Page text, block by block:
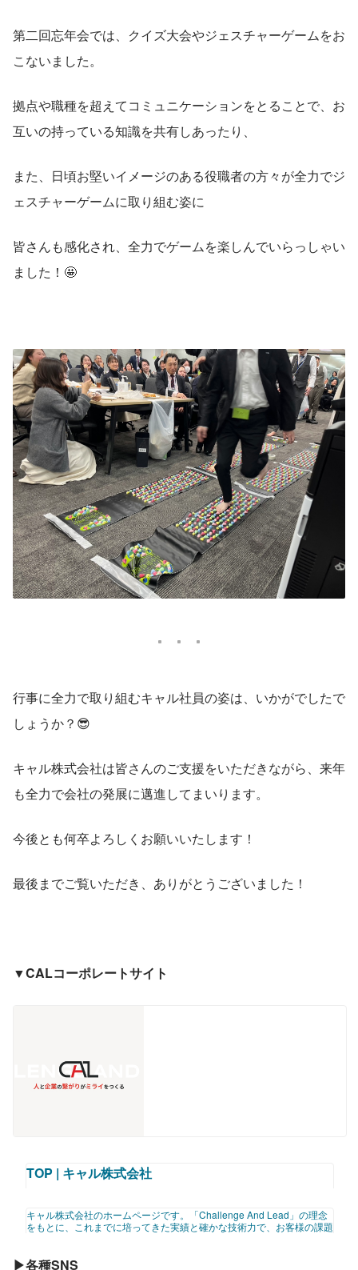
第二回忘年会では、クイズ大会やジェスチャーゲームをお
こないました。
拠点や職種を超えてコミュニケーションをとることで、お
互いの持っている知識を共有しあったり、
また、日頃お堅いイメージのある役職者の方々が全力でジ
ェスチャーゲームに取り組む姿に
皆さんも感化され、全力でゲームを楽しんでいらっしゃい
ました！🤩
行事に全力で取り組むキャル社員の姿は、いかがでしたで
しょうか？😎
キャル株式会社は皆さんのご支援をいただきながら、来年
も全力で会社の発展に邁進してまいります。
今後とも何卒よろしくお願いいたします！
最後までご覧いただき、ありがとうございました！
▼CALコーポレートサイト
TOP | キャル株式会社
キャル株式会社のホームページです。「Challenge And Lead」の理念
をもとに、これまでに培ってきた実績と確かな技術力で、お客様の課題
https://cal.co.jp/
▶各種SNS